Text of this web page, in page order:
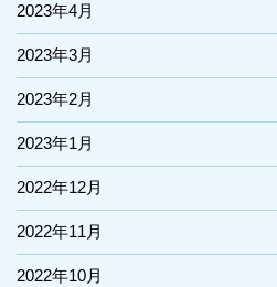
2023年4月
2023年3月
2023年2月
2023年1月
2022年12月
2022年11月
2022年10月